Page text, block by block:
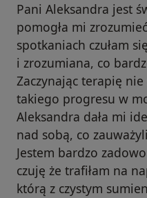
Pani Aleksandra jest
pomogła mi
spotkaniach czułam
i zrozumiana, co
Zaczynając terapię
takiego progresu w
Aleksandra dała mi
nad sobą, co
Jestem bardzo
czuję że trafiłam na
którą z czystym